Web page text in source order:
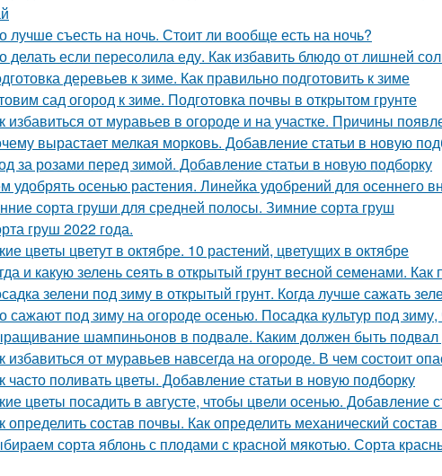
лучше съесть на ночь. Стоит ли вообще есть на ночь?
делать если пересолила еду. Как избавить блюдо от лишней
деревьев к зиме. Как правильно подготовить к зиме
сад огород к зиме. Подготовка почвы в открытом грунте
избавиться от муравьев в огороде и на участке. Причины
вырастает мелкая морковь. Добавление статьи в новую
за розами перед зимой. Добавление статьи в новую подборку
удобрять осенью растения. Линейка удобрений для осеннего
сорта груши для средней полосы. Зимние сорта груш
груш 2022 года.
цветы цветут в октябре. 10 растений, цветущих в октябре
и какую зелень сеять в открытый грунт весной семенами. Как
зелени под зиму в открытый грунт. Когда лучше сажать
сажают под зиму на огороде осенью. Посадка культур под
шампиньонов в подвале. Каким должен быть
избавиться от муравьев навсегда на огороде. В чем состоит
часто поливать цветы. Добавление статьи в новую подборку
цветы посадить в августе, чтобы цвели осенью. Добавление
определить состав почвы. Как определить механический
сорта яблонь с плодами с красной мякотью. Сорта